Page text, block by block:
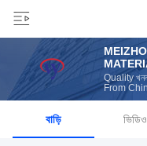
Quality
From
বাড়ি ভিডিও